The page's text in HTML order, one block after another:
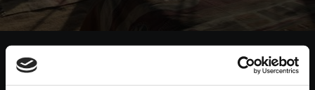
Nyikani Ndutu Camp